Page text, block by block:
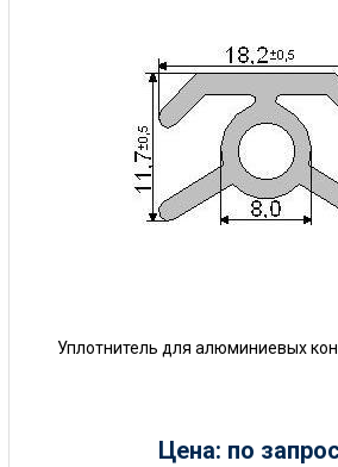
Уплотнитель для алюминиевых
Цена: по